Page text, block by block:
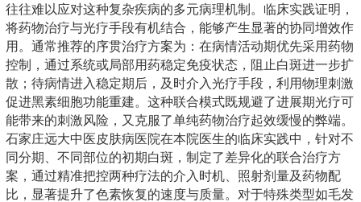
往往难以应对这种复杂疾病的多元病理机制。临床实践证明，
将药物治疗与光疗手段有机结合，能够产生显著的协同增效作
用。通常推荐的序贯治疗方案为：在病情活动期优先采用药物
控制，通过系统或局部用药稳定免疫状态，阻止白斑进一步扩
散；待病情进入稳定期后，及时介入光疗手段，利用物理刺激
促进黑素细胞功能重建。这种联合模式既规避了进展期光疗可
能带来的刺激风险，又克服了单纯药物治疗起效缓慢的弊端。
石家庄远大中医皮肤病医院在本院医生的临床实践中，针对不
同分期、不同部位的初期白斑，制定了差异化的联合治疗方
案，通过精准把控两种疗法的介入时机、照射剂量及药物配
比，显著提升了色素恢复的速度与质量。对于特殊类型如毛发